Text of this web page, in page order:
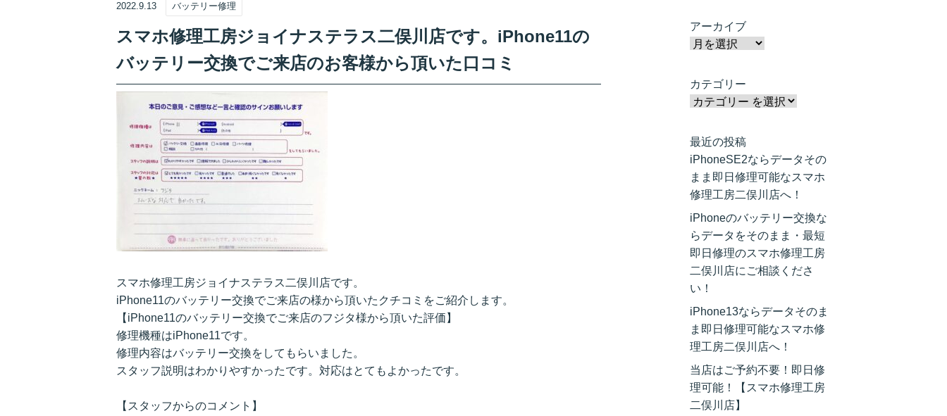
2022.9.13 バッテリー修理
スマホ修理工房ジョイナステラス二俣川店です。iPhone11の
バッテリー交換でご来店のお客様から頂いた口コミ
スマホ修理工房ジョイナステラス二俣川店です。
iPhone11のバッテリー交換でご来店の様から頂いたクチコミをご紹介します。
【iPhone11のバッテリー交換でご来店のフジタ様から頂いた評価】
修理機種はiPhone11です。
修理内容はバッテリー交換をしてもらいました。
スタッフ説明はわかりやすかったです。対応はとてもよかったです。
【スタッフからのコメント】
アーカイブ
カテゴリー
最近の投稿
iPhoneSE2ならデータその
まま即日修理可能なスマホ
修理工房二俣川店へ！
iPhoneのバッテリー交換な
らデータをそのまま・最短
即日修理のスマホ修理工房
二俣川店にご相談くださ
い！
iPhone13ならデータそのま
ま即日修理可能なスマホ修
理工房二俣川店へ！
当店はご予約不要！即日修
理可能！【スマホ修理工房
二俣川店】